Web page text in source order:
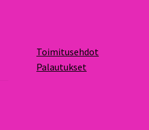
Toimitusehdot
Palautukset